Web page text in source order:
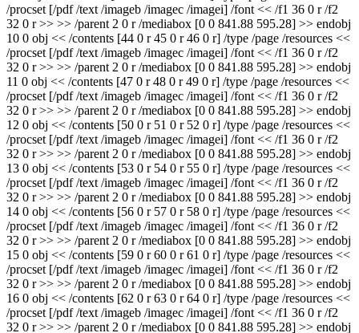
/procset [/pdf /text /imageb /imagec /imagei] /font << /f1 36 0 r /f2
32 0 r >> >> /parent 2 0 r /mediabox [0 0 841.88 595.28] >> endobj
10 0 obj << /contents [44 0 r 45 0 r 46 0 r] /type /page /resources <<
/procset [/pdf /text /imageb /imagec /imagei] /font << /f1 36 0 r /f2
32 0 r >> >> /parent 2 0 r /mediabox [0 0 841.88 595.28] >> endobj
11 0 obj << /contents [47 0 r 48 0 r 49 0 r] /type /page /resources <<
/procset [/pdf /text /imageb /imagec /imagei] /font << /f1 36 0 r /f2
32 0 r >> >> /parent 2 0 r /mediabox [0 0 841.88 595.28] >> endobj
12 0 obj << /contents [50 0 r 51 0 r 52 0 r] /type /page /resources <<
/procset [/pdf /text /imageb /imagec /imagei] /font << /f1 36 0 r /f2
32 0 r >> >> /parent 2 0 r /mediabox [0 0 841.88 595.28] >> endobj
13 0 obj << /contents [53 0 r 54 0 r 55 0 r] /type /page /resources <<
/procset [/pdf /text /imageb /imagec /imagei] /font << /f1 36 0 r /f2
32 0 r >> >> /parent 2 0 r /mediabox [0 0 841.88 595.28] >> endobj
14 0 obj << /contents [56 0 r 57 0 r 58 0 r] /type /page /resources <<
/procset [/pdf /text /imageb /imagec /imagei] /font << /f1 36 0 r /f2
32 0 r >> >> /parent 2 0 r /mediabox [0 0 841.88 595.28] >> endobj
15 0 obj << /contents [59 0 r 60 0 r 61 0 r] /type /page /resources <<
/procset [/pdf /text /imageb /imagec /imagei] /font << /f1 36 0 r /f2
32 0 r >> >> /parent 2 0 r /mediabox [0 0 841.88 595.28] >> endobj
16 0 obj << /contents [62 0 r 63 0 r 64 0 r] /type /page /resources <<
/procset [/pdf /text /imageb /imagec /imagei] /font << /f1 36 0 r /f2
32 0 r >> >> /parent 2 0 r /mediabox [0 0 841.88 595.28] >> endobj